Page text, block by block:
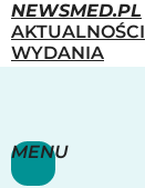
NEWSMED.PL
AKTUALNOŚCI
WYDANIA
MENU